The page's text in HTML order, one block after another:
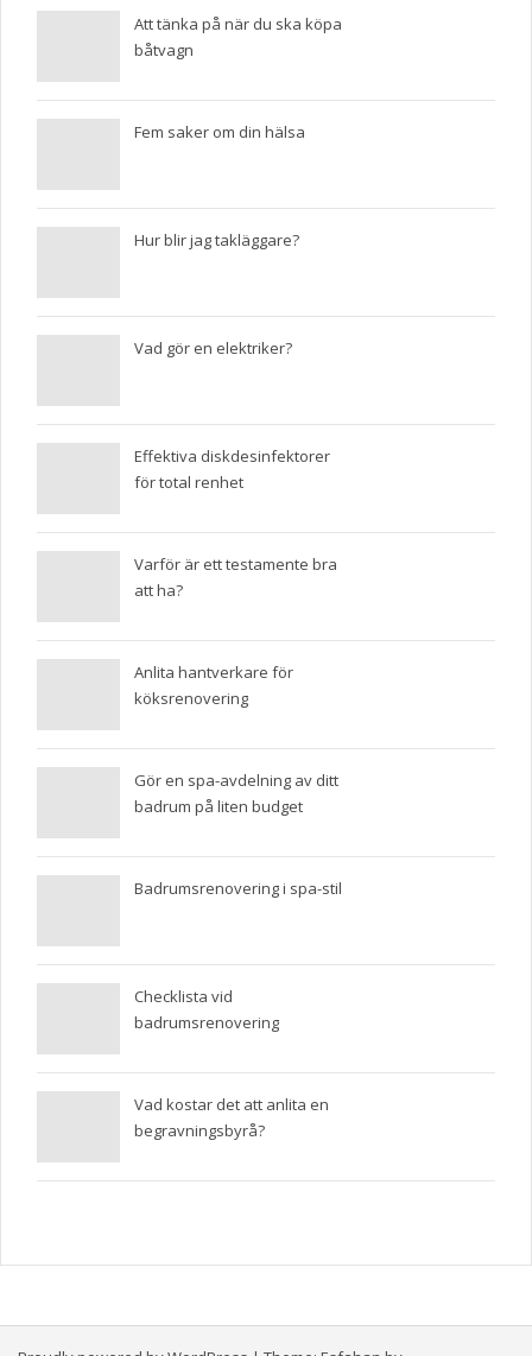
Att tänka på när du ska köpa
båtvagn
Fem saker om din hälsa
Hur blir jag takläggare?
Vad gör en elektriker?
Effektiva diskdesinfektorer
för total renhet
Varför är ett testamente bra
att ha?
Anlita hantverkare för
köksrenovering
Gör en spa-avdelning av ditt
badrum på liten budget
Badrumsrenovering i spa-stil
Checklista vid
badrumsrenovering
Vad kostar det att anlita en
begravningsbyrå?